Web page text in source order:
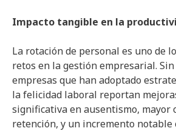
Impacto tangible en la
La rotación de personal es uno de
retos en la gestión empresarial.
empresas que han adoptado
la felicidad laboral reportan
significativa en ausentismo, mayor
retención, y un incremento notable